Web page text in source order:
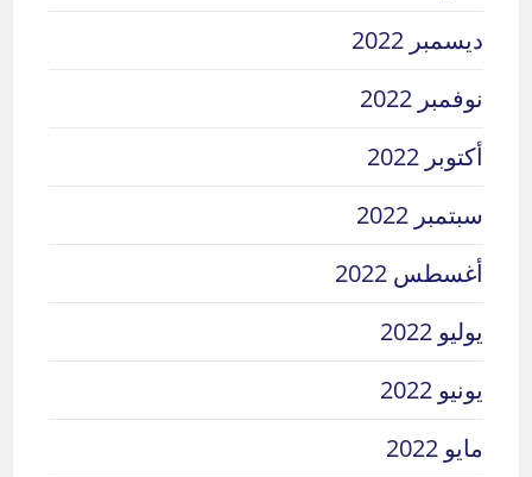
ديسمبر 2022
نوفمبر 2022
أكتوبر 2022
سبتمبر 2022
أغسطس 2022
يوليو 2022
يونيو 2022
مايو 2022